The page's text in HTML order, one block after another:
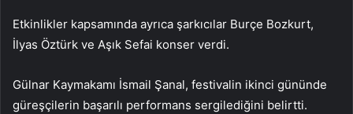
Etkinlikler kapsamında ayrıca şarkıcılar Burçe Bozkurt,
İlyas Öztürk ve Aşık Sefai konser verdi.
Gülnar Kaymakamı İsmail Şanal, festivalin ikinci gününde
güreşçilerin başarılı performans sergilediğini belirtti.